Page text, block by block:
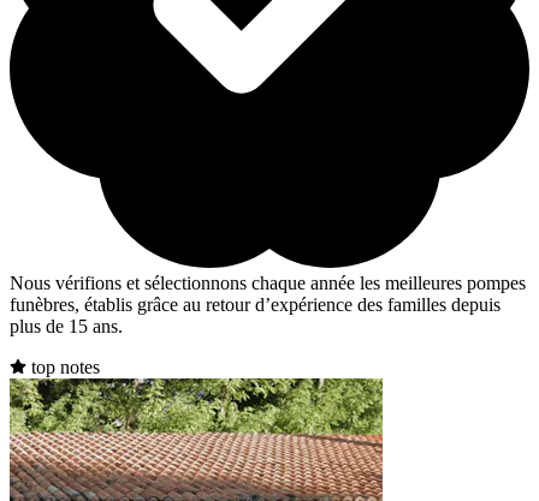
Nous vérifions et sélectionnons chaque année les meilleures pompes
funèbres, établis grâce au retour d’expérience des familles depuis
plus de 15 ans.
top notes